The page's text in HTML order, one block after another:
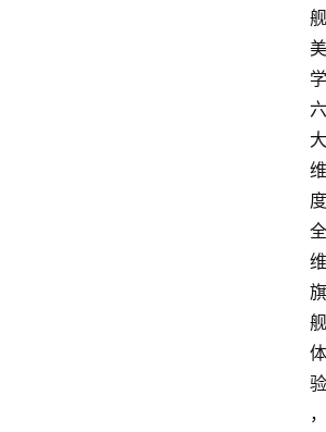
舰
美
学
六
大
维
度
全
维
旗
舰
体
验
，